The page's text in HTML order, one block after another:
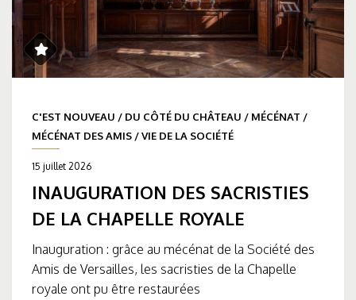
C'EST NOUVEAU / DU CÔTÉ DU CHÂTEAU / MÉCÉNAT /
MÉCÉNAT DES AMIS /VIE DE LA SOCIÉTÉ
15 juillet 2026
INAUGURATION DES SACRISTIES
DE LA CHAPELLE ROYALE
Inauguration : grâce au mécénat de la Société des
Amis de Versailles, les sacristies de la Chapelle
royale ont pu être restaurées